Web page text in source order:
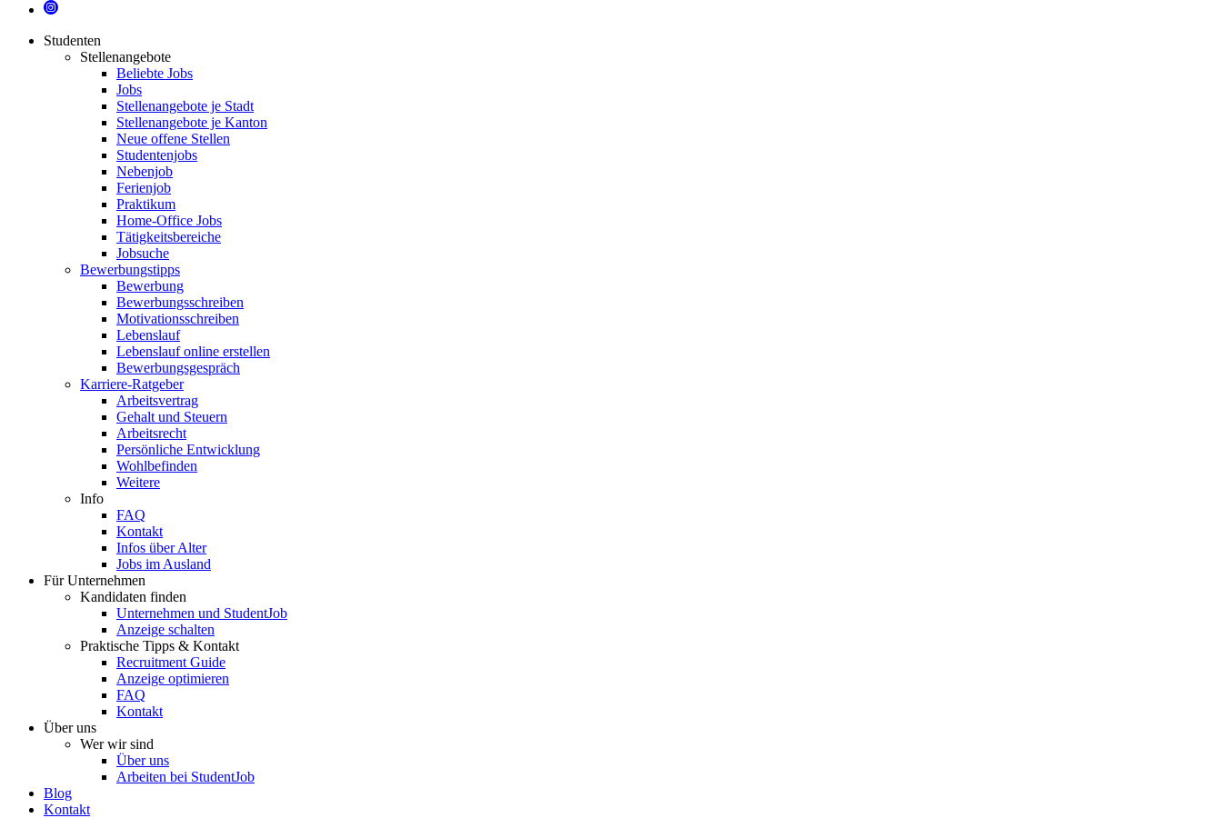
Studenten
Stellenangebote
Beliebte Jobs
Jobs
Stellenangebote je Stadt
Stellenangebote je Kanton
Neue offene Stellen
Studentenjobs
Nebenjob
Ferienjob
Praktikum
Home-Office Jobs
Tätigkeitsbereiche
Jobsuche
Bewerbungstipps
Bewerbung
Bewerbungsschreiben
Motivationsschreiben
Lebenslauf
Lebenslauf online erstellen
Bewerbungsgespräch
Karriere-Ratgeber
Arbeitsvertrag
Gehalt und Steuern
Arbeitsrecht
Persönliche Entwicklung
Wohlbefinden
Weitere
Info
FAQ
Kontakt
Infos über Alter
Jobs im Ausland
Für Unternehmen
Kandidaten finden
Unternehmen und StudentJob
Anzeige schalten
Praktische Tipps & Kontakt
Recruitment Guide
Anzeige optimieren
FAQ
Kontakt
Über uns
Wer wir sind
Über uns
Arbeiten bei StudentJob
Blog
Kontakt